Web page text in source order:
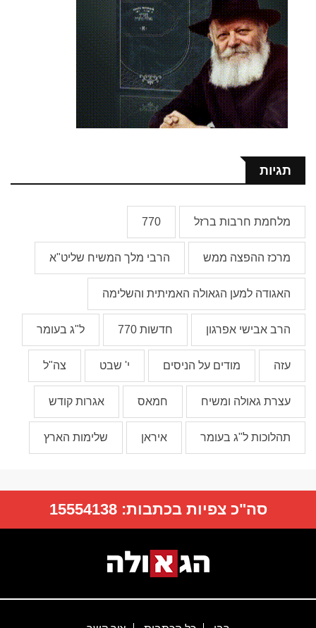
תגיות
מלחמת חרבות ברזל 770
מרכז ההפצה ממש הרבי מלך המשיח שליט"א
האגודה למען הגאולה האמיתית והשלימה
הרב אבישי אפרגון חדשות 770 ל"ג בעומר
עזה מודים על הניסים י' שבט צה"ל
עצרת גאולה ומשיח חמאס אגרות קודש
תהלוכות ל"ג בעומר איראן שלימות הארץ
סה"כ צפיות בכתבות:15554138